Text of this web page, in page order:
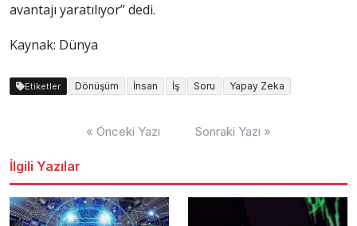
avantajı yaratılıyor” dedi.
Kaynak: Dünya
Etiketler Dönüşüm İnsan İş Soru Yapay Zeka
« Önceki Yazı Sonraki Yazı »
İlgili Yazılar